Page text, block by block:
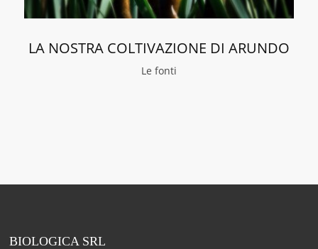
LA NOSTRA COLTIVAZIONE DI ARUNDO
Le fonti
BIOLOGICA SRL